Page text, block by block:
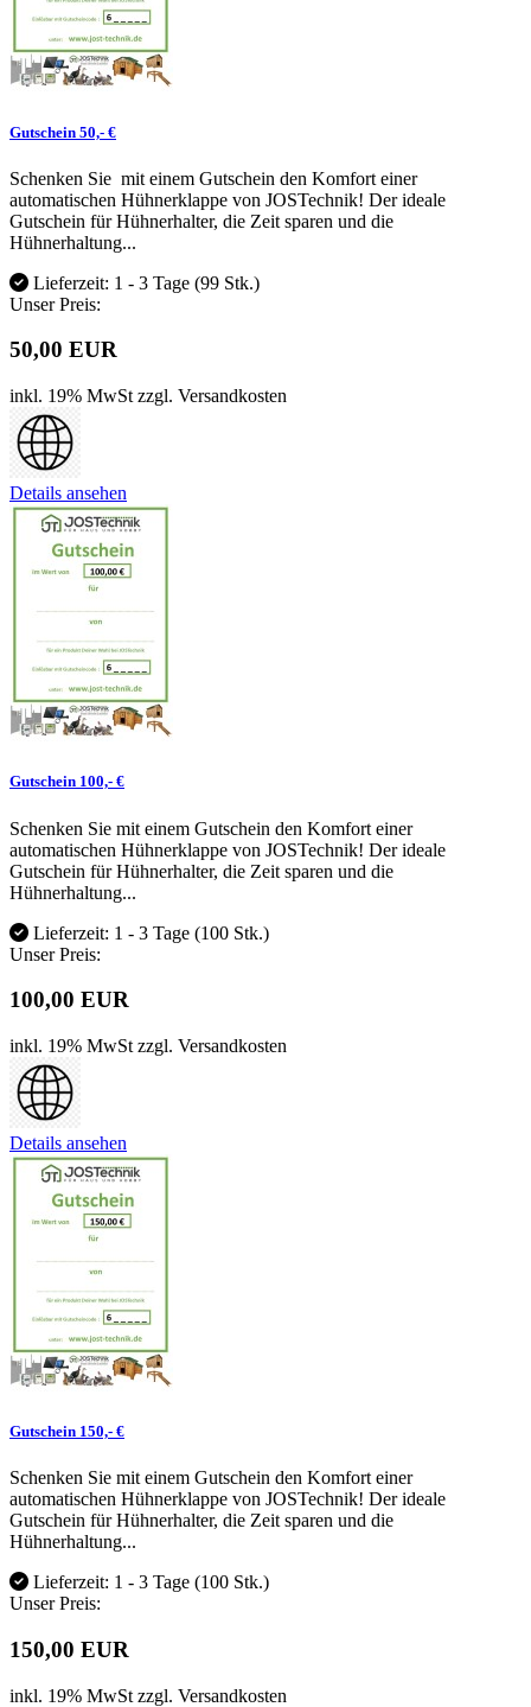
Gutschein 50,- €
Schenken Sie mit einem Gutschein den Komfort einer
automatischen Hühnerklappe von JOSTechnik! Der ideale
Gutschein für Hühnerhalter, die Zeit sparen und die
Hühnerhaltung...
Lieferzeit: 1 - 3 Tage (99 Stk.)
Unser Preis:
50,00 EUR
inkl. 19% MwSt zzgl. Versandkosten
Details ansehen
Gutschein 100,- €
Schenken Sie mit einem Gutschein den Komfort einer
automatischen Hühnerklappe von JOSTechnik! Der ideale
Gutschein für Hühnerhalter, die Zeit sparen und die
Hühnerhaltung...
Lieferzeit: 1 - 3 Tage (100 Stk.)
Unser Preis:
100,00 EUR
inkl. 19% MwSt zzgl. Versandkosten
Details ansehen
Gutschein 150,- €
Schenken Sie mit einem Gutschein den Komfort einer
automatischen Hühnerklappe von JOSTechnik! Der ideale
Gutschein für Hühnerhalter, die Zeit sparen und die
Hühnerhaltung...
Lieferzeit: 1 - 3 Tage (100 Stk.)
Unser Preis:
150,00 EUR
inkl. 19% MwSt zzgl. Versandkosten